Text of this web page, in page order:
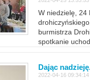
W niedzielę, 24
burmistrza
spotkanie
Dając
2022-04-16 09:34:14